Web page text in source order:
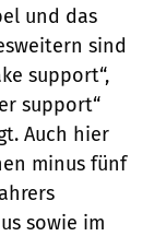
und das
sind
support“,
support“
Auch hier
minus fünf
sowie im